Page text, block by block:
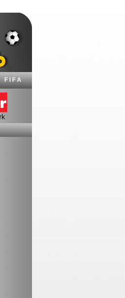
F I F A